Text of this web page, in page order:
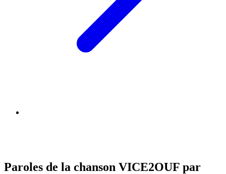
Paroles de la chanson VICE2OUF par